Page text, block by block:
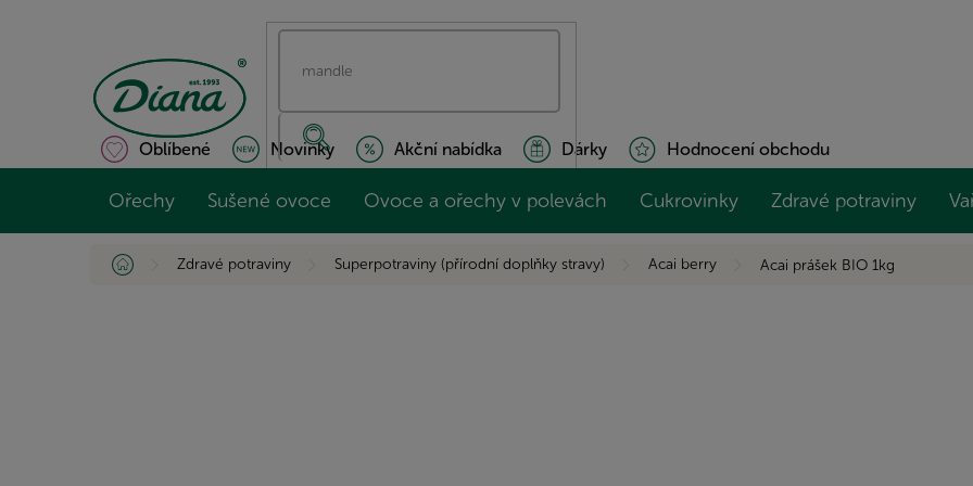
Oblíbené Novinky Akční nabídka Dárky Hodnocení obchodu
Ořechy Sušené ovoce Ovoce a ořechy v polevách Cukrovinky Zdravé potraviny
Domů Zdravé potraviny Superpotraviny (přírodní doplňky stravy) Acai berry Acai prášek BIO 1kg